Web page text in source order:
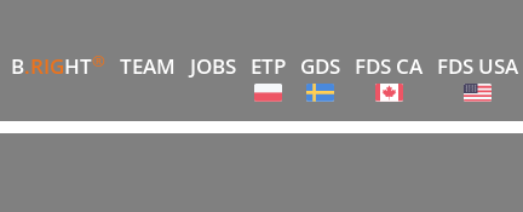
B.RIGHT® TEAM JOBS ETP GDS FDS CA FDS USA